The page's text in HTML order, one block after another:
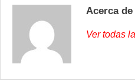
Acerca de
Ver todas